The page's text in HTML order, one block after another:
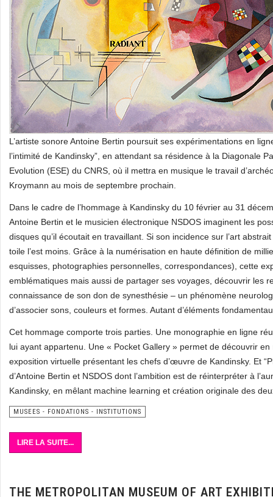
L’artiste sonore Antoine Bertin poursuit ses expérimentations en
l’intimité de Kandinsky”, en attendant sa résidence à la Diagonale
Evolution (ESE) du CNRS, où il mettra en musique le travail
Kroymann au mois de septembre prochain.
Dans le cadre de l’hommage à Kandinsky du 10 février au 31
Antoine Bertin et le musicien électronique NSDOS imaginent les
disques qu’il écoutait en travaillant. Si son incidence sur l’art
toile l’est moins. Grâce à la numérisation en haute définition de
esquisses, photographies personnelles, correspondances), cette
emblématiques mais aussi de partager ses voyages, découvrir les
connaissance de son don de synesthésie – un phénomène
d’associer sons, couleurs et formes. Autant d’éléments
Cet hommage comporte trois parties. Une monographie en ligne
lui ayant appartenu. Une « Pocket Gallery » permet de découvrir
exposition virtuelle présentant les chefs d’œuvre de Kandinsky. Et
d’Antoine Bertin et NSDOS dont l’ambition est de réinterpréter à
Kandinsky, en mêlant machine learning et création originale des
MUSEES - FONDATIONS - INSTITUTIONS
LIRE LA SUITE...
THE METROPOLITAN MUSEUM OF ART